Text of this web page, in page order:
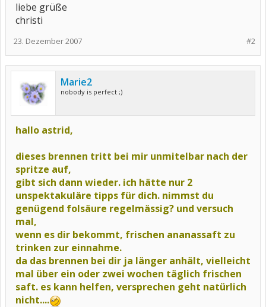
liebe grüße
christi
#2
23. Dezember 2007
Marie2
nobody is perfect ;)
hallo astrid,
dieses brennen tritt bei mir unmitelbar nach der
spritze auf,
gibt sich dann wieder. ich hätte nur 2
unspektakuläre tipps für dich. nimmst du
genügend folsäure regelmässig? und versuch
mal,
wenn es dir bekommt, frischen ananassaft zu
trinken zur einnahme.
da das brennen bei dir ja länger anhält, vielleicht
mal über ein oder zwei wochen täglich frischen
saft. es kann helfen, versprechen geht natürlich
nicht....